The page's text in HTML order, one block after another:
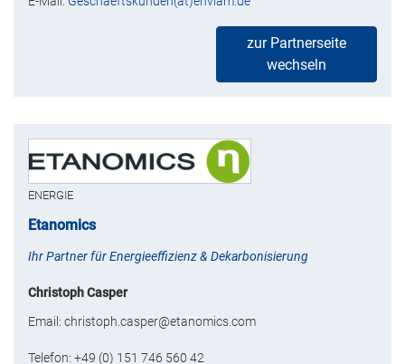
zur Partnerseite
wechseln
ENERGIE
Etanomics
Ihr Partner für Energieeffizienz & Dekarbonisierung
Christoph Casper
Email: christoph.casper@etanomics.com
Telefon: +49 (0) 151 746 560 42